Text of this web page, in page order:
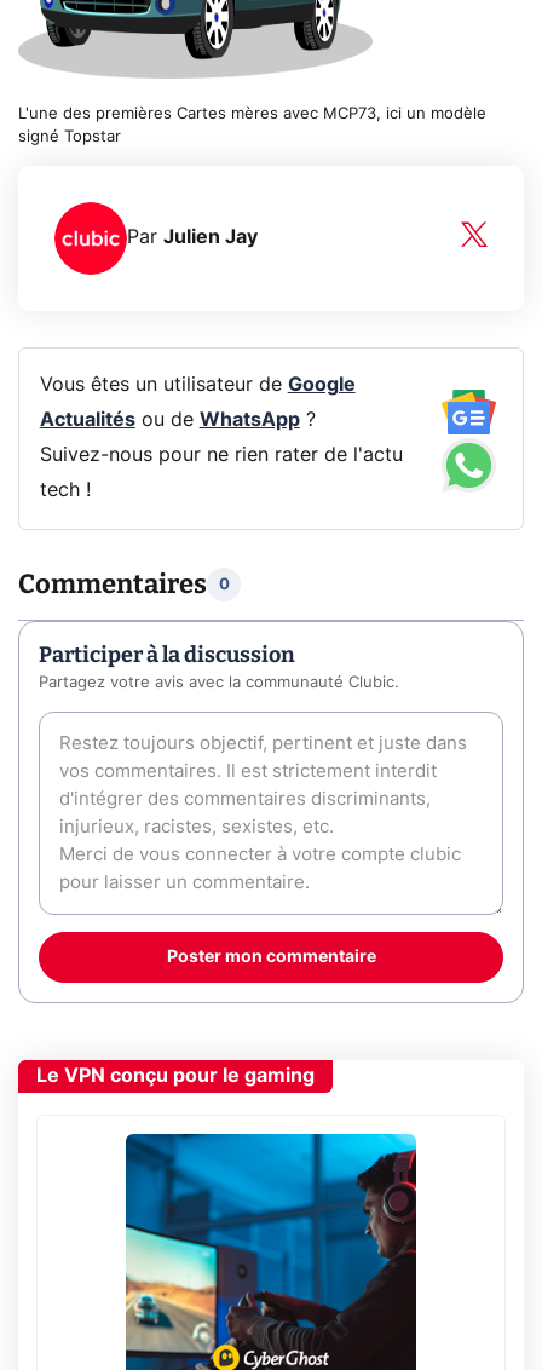
L'une des premières Cartes mères avec MCP73, ici un modèle
signé Topstar
Par Julien Jay
Vous êtes un utilisateur de Google
Actualitésou de WhatsApp?
Suivez-nous pour ne rien rater de l'actu
tech !
Commentaires 0
Participer à la discussion
Partagez votre avis avec la communauté Clubic.
Poster mon commentaire
Le VPN conçu pour le gaming